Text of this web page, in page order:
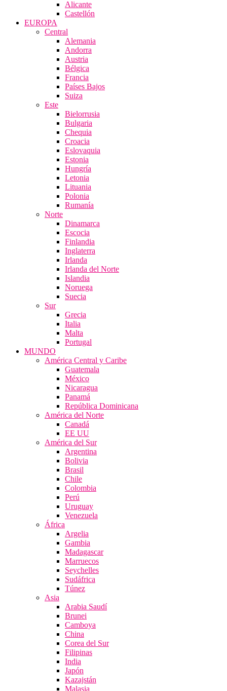
Alicante
Castellón
EUROPA
Central
Alemania
Andorra
Austria
Bélgica
Francia
Países Bajos
Suiza
Este
Bielorrusia
Bulgaria
Chequia
Croacia
Eslovaquia
Estonia
Hungría
Letonia
Lituania
Polonia
Rumanía
Norte
Dinamarca
Escocia
Finlandia
Inglaterra
Irlanda
Irlanda del Norte
Islandia
Noruega
Suecia
Sur
Grecia
Italia
Malta
Portugal
MUNDO
América Central y Caribe
Guatemala
México
Nicaragua
Panamá
República Dominicana
América del Norte
Canadá
EE UU
América del Sur
Argentina
Bolivia
Brasil
Chile
Colombia
Perú
Uruguay
Venezuela
África
Argelia
Gambia
Madagascar
Marruecos
Seychelles
Sudáfrica
Túnez
Asia
Arabia Saudí
Brunei
Camboya
China
Corea del Sur
Filipinas
India
Japón
Kazajstán
Malasia